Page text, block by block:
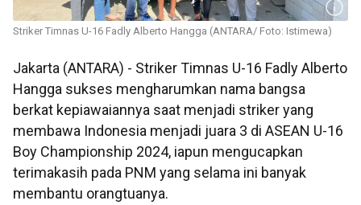
Striker Timnas U-16 Fadly Alberto Hangga (ANTARA/ Foto: Istimewa)
Jakarta (ANTARA) - Striker Timnas U-16 Fadly Alberto
Hangga sukses mengharumkan nama bangsa
berkat kepiawaiannya saat menjadi striker yang
membawa Indonesia menjadi juara 3 di ASEAN U-16
Boy Championship 2024, iapun mengucapkan
terimakasih pada PNM yang selama ini banyak
membantu orangtuanya.